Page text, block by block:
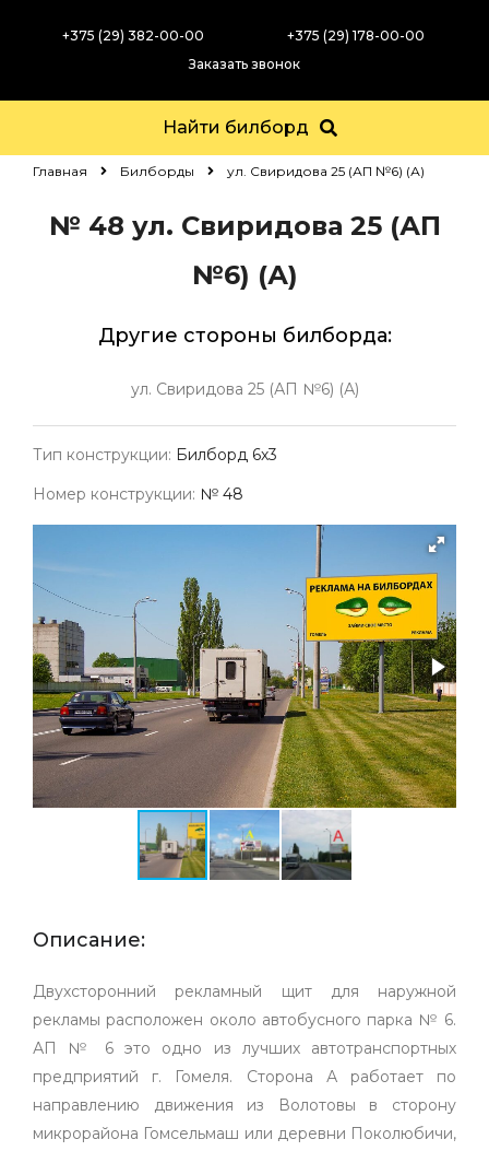
+375 (29) 382-00-00
+375 (29) 178-00-00
Заказать звонок
Найти билборд
Главная Билборды ул. Свиридова 25 (АП №6) (А)
№ 48 ул. Свиридова 25 (АП
№6) (А)
Другие стороны билборда:
ул. Свиридова 25 (АП №6) (А)
Тип конструкции: Билборд 6х3
Номер конструкции: № 48
Описание:
Двухсторонний рекламный щит для наружной
рекламы расположен около автобусного парка № 6.
АП № 6 это одно из лучших автотранспортных
предприятий г. Гомеля. Сторона А работает по
направлению движения из Волотовы в сторону
микрорайона Гомсельмаш или деревни Поколюбичи,